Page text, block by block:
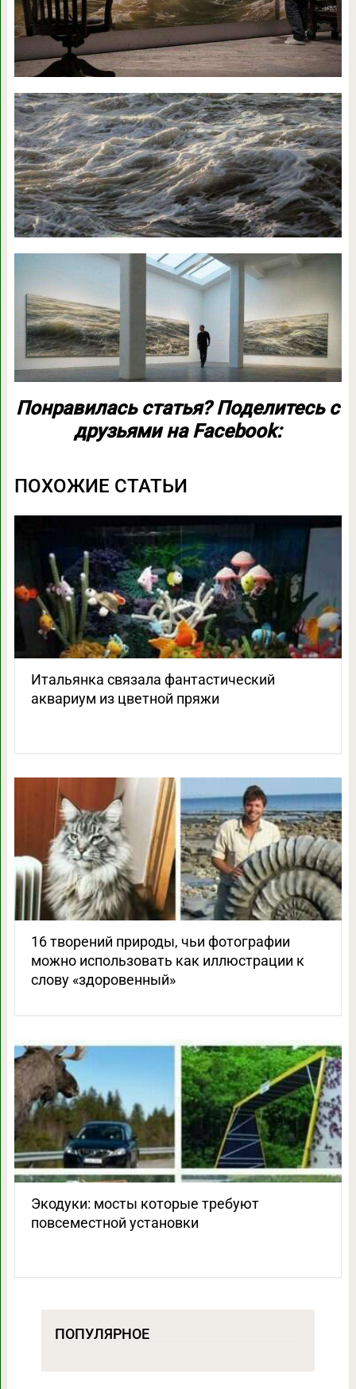
Понравилась статья? Поделитесь с
друзьями на Facebook:
ПОХОЖИЕ СТАТЬИ
Итальянка связала фантастический
аквариум из цветной пряжи
16 творений природы, чьи фотографии
можно использовать как иллюстрации к
слову «здоровенный»
Экодуки: мосты которые требуют
повсеместной установки
ПОПУЛЯРНОЕ